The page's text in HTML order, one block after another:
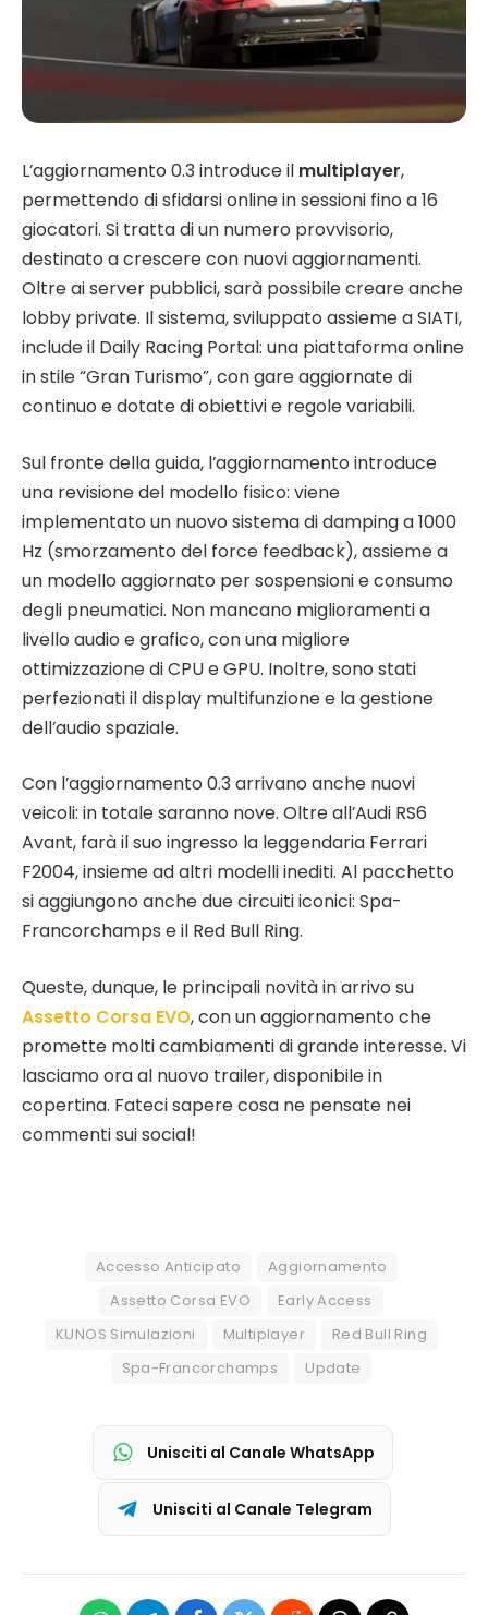
L’aggiornamento 0.3 introduce il multiplayer,
permettendo di sfidarsi online in sessioni fino a 16
giocatori. Si tratta di un numero provvisorio,
destinato a crescere con nuovi aggiornamenti.
Oltre ai server pubblici, sarà possibile creare anche
lobby private. Il sistema, sviluppato assieme a SIATI,
include il Daily Racing Portal: una piattaforma online
in stile “Gran Turismo”, con gare aggiornate di
continuo e dotate di obiettivi e regole variabili.
Sul fronte della guida, l’aggiornamento introduce
una revisione del modello fisico: viene
implementato un nuovo sistema di damping a 1000
Hz (smorzamento del force feedback), assieme a
un modello aggiornato per sospensioni e consumo
degli pneumatici. Non mancano miglioramenti a
livello audio e grafico, con una migliore
ottimizzazione di CPU e GPU. Inoltre, sono stati
perfezionati il display multifunzione e la gestione
dell’audio spaziale.
Con l’aggiornamento 0.3 arrivano anche nuovi
veicoli: in totale saranno nove. Oltre all’Audi RS6
Avant, farà il suo ingresso la leggendaria Ferrari
F2004, insieme ad altri modelli inediti. Al pacchetto
si aggiungono anche due circuiti iconici: Spa-
Francorchamps e il Red Bull Ring.
Queste, dunque, le principali novità in arrivo su
Assetto Corsa EVO, con un aggiornamento che
promette molti cambiamenti di grande interesse. Vi
lasciamo ora al nuovo trailer, disponibile in
copertina. Fateci sapere cosa ne pensate nei
commenti sui social!
Accesso Anticipato
Aggiornamento
Assetto Corsa EVO
Early Access
KUNOS Simulazioni
Multiplayer
Red Bull Ring
Spa-Francorchamps
Update
Unisciti al Canale WhatsApp
Unisciti al Canale Telegram